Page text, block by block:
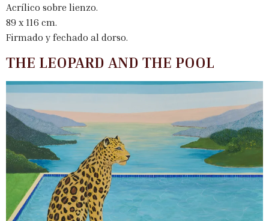
Acrílico sobre lienzo.
89 x 116 cm.
Firmado y fechado al dorso.
THE LEOPARD AND THE POOL